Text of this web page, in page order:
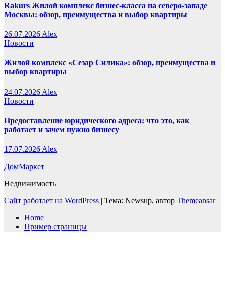
Rakurs Жилой комплекс бизнес-класса на северо-западе
Москвы: обзор, преимущества и выбор квартиры
26.07.2026 Alex
Новости
Жилой комплекс «Сезар Силика»: обзор, преимущества и
выбор квартиры
24.07.2026 Alex
Новости
Предоставление юридического адреса: что это, как
работает и зачем нужно бизнесу
17.07.2026 Alex
ДомМаркет
Недвижимость
Сайт работает на WordPress | Тема: Newsup, автор Themeansar
Home
Пример страницы